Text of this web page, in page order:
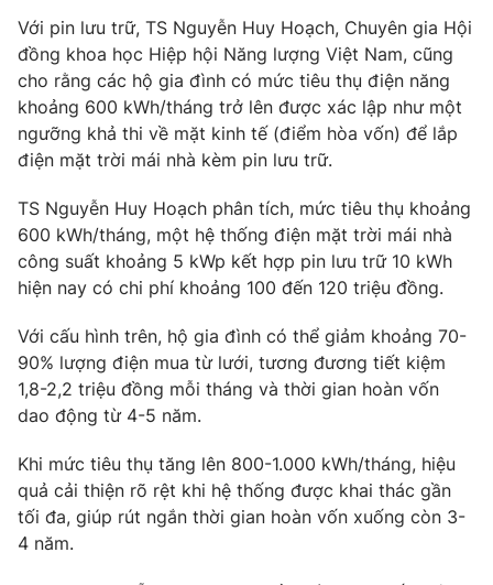
VTV9 VTV8
Liên hệ tòa soạn English
THỜI BÁO VTV
Theo dõi báo trên
Cơ quan chủ quản:Đài Truyền hình Việt Nam
Cơ quan báo chí:Thời báo VTV
Giấy phép hoạt động báo in và báo điện tử số 483/GP-BTTTT
Tổng Biên tập:
Vũ Thanh Thủy
Phó Tổng Biên tập:Nguyễn Thị Mỹ Hạnh, Phạm Quốc Thắng,
Nguyễn Trọng Ninh
Với pin lưu trữ, TS Nguyễn Huy Hoạch, Chuyên gia Hội
đồng khoa học Hiệp hội Năng lượng Việt Nam, cũng
cho rằng các hộ gia đình có mức tiêu thụ điện năng
khoảng 600 kWh/tháng trở lên được xác lập như một
ngưỡng khả thi về mặt kinh tế (điểm hòa vốn) để lắp
điện mặt trời mái nhà kèm pin lưu trữ.
TS Nguyễn Huy Hoạch phân tích, mức tiêu thụ khoảng
600 kWh/tháng, một hệ thống điện mặt trời mái nhà
công suất khoảng 5 kWp kết hợp pin lưu trữ 10 kWh
hiện nay có chi phí khoảng 100 đến 120 triệu đồng.
Với cấu hình trên, hộ gia đình có thể giảm khoảng 70-
90% lượng điện mua từ lưới, tương đương tiết kiệm
1,8-2,2 triệu đồng mỗi tháng và thời gian hoàn vốn
dao động từ 4-5 năm.
Khi mức tiêu thụ tăng lên 800-1.000 kWh/tháng, hiệu
quả cải thiện rõ rệt khi hệ thống được khai thác gần
tối đa, giúp rút ngắn thời gian hoàn vốn xuống còn 3-
4 năm.